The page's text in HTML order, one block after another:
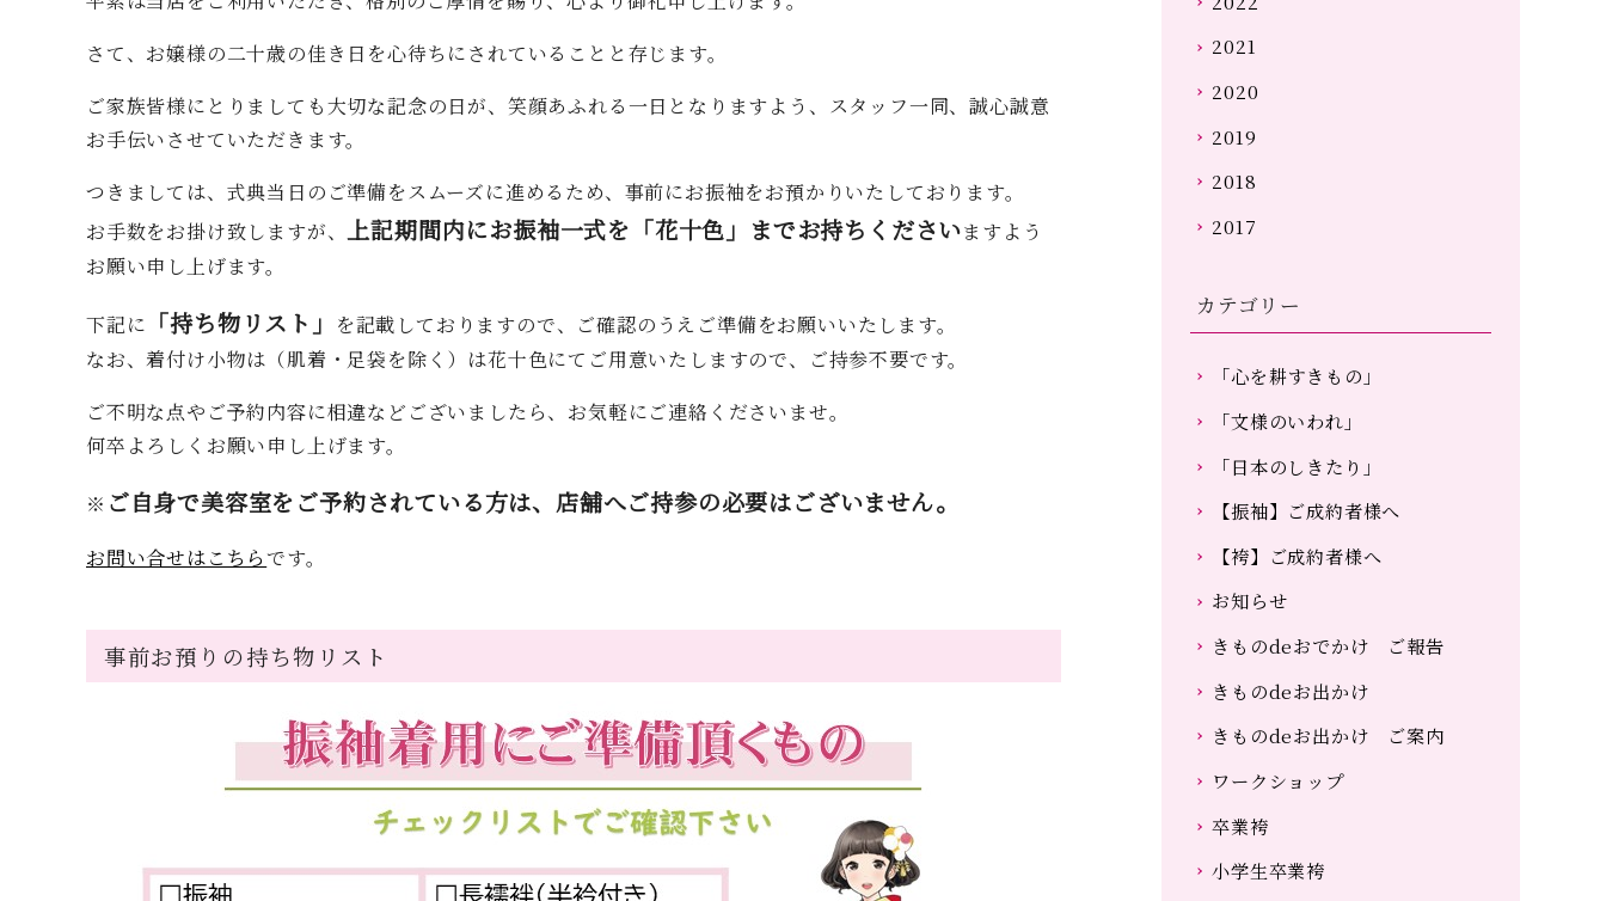
さて、お嬢様の二十歳の佳き日を心待ちにされていることと存じます。
ご家族皆様にとりましても大切な記念の日が、笑顔あふれる一日となりますよう、スタッフ一同、誠心誠意
お手伝いさせていただきます。
つきましては、式典当日のご準備をスムーズに進めるため、事前にお振袖をお預かりいたしております。
お手数をお掛け致しますが、 上記期間内にお振袖一式を「花十色」までお持ちくださいますよう
お願い申し上げます。
下記に 「持ち物リスト」
を記載しておりますので、ご確認のうえご準備をお願いいたします。
なお、着付け小物は（肌着・足袋を除く）は花十色にてご用意いたしますので、ご持参不要です。
ご不明な点やご予約内容に相違などございましたら、お気軽にご連絡くださいませ。
何卒よろしくお願い申し上げます。
※ ご自身で美容室をご予約されている方は、店舗へご持参の必要はございません。
お問い合せはこちらです。
事前お預りの持ち物リスト
2021
2020
2019
2018
2017
カテゴリー
「心を耕すきもの」
「文様のいわれ」
「日本のしきたり」
【振袖】ご成約者様へ
【袴】ご成約者様へ
お知らせ
きものdeおでかけ ご報告
きものdeお出かけ
きものdeお出かけ ご案内
ワークショップ
卒業袴
小学生卒業袴